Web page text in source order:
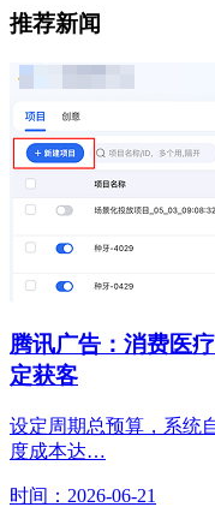
推荐新闻
腾讯广告：消费医
定获客
设定周期总预算，系统
度成本达…
时间：2026-06-21